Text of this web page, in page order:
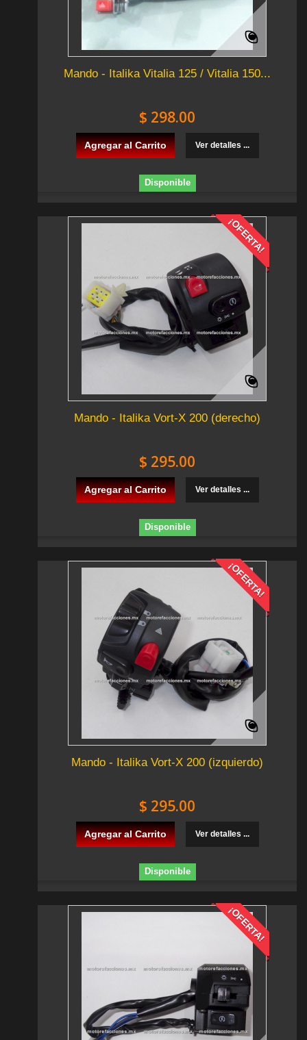
Mando - Italika Vitalia 125 / Vitalia 150...
$ 298.00
Agregar al Carrito Ver detalles ...
Disponible
¡OFERTA!
Mando - Italika Vort-X 200 (derecho)
$ 295.00
Agregar al Carrito Ver detalles ...
Disponible
¡OFERTA!
Mando - Italika Vort-X 200 (izquierdo)
$ 295.00
Agregar al Carrito Ver detalles ...
Disponible
¡OFERTA!